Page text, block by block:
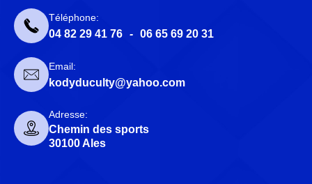
Téléphone:
04 82 29 41 76 - 06 65 69 20 31
Email:
kodyduculty@yahoo.com
Adresse:
Chemin des sports
30100 Ales